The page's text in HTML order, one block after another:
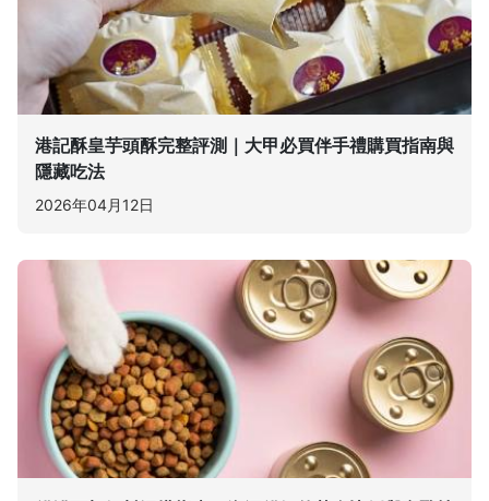
港記酥皇芋頭酥完整評測｜大甲必買伴手禮購買指南與
隱藏吃法
2026年04月12日